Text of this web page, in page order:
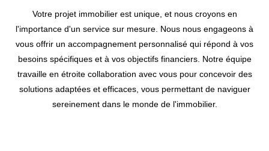
Votre projet immobilier est unique, et nous croyons en
l'importance d'un service sur mesure. Nous nous engageons à
vous offrir un accompagnement personnalisé qui répond à vos
besoins spécifiques et à vos objectifs financiers. Notre équipe
travaille en étroite collaboration avec vous pour concevoir des
solutions adaptées et efficaces, vous permettant de naviguer
sereinement dans le monde de l'immobilier.